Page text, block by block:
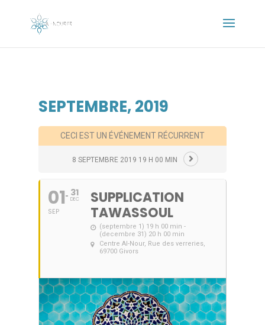
SEPTEMBRE, 2019
CECI EST UN ÉVÉNEMENT RÉCURRENT
8 SEPTEMBRE 2019 19 H 00 MIN
01
SEP
31
DEC
SUPPLICATION
TAWASSOUL
(septembre 1) 19 h 00 min -
(decembre 31) 20 h 00 min
Centre Al-Nour, Rue des verreries,
69700 Givors